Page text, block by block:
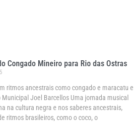
Congado Mineiro para Rio das Ostras
ritmos ancestrais como congado e maracatu e
Joel Barcellos Uma jornada musical
na cultura negra e nos saberes ancestrais,
ritmos brasileiros, como o coco, o